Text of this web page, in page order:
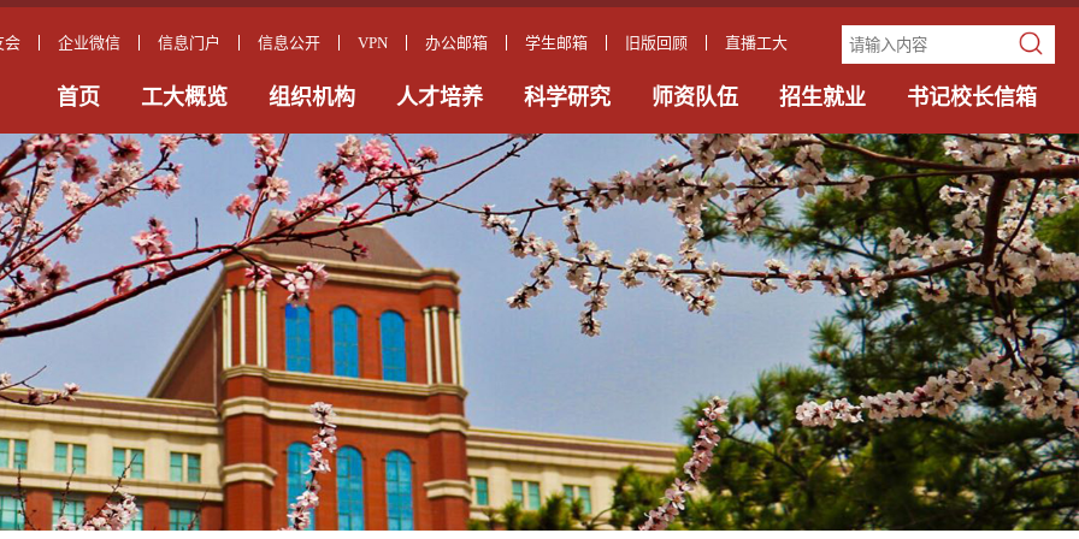
会 企业微信 信息门户 信息公开 VPN 办公邮箱 学生邮箱 旧版回顾 直播工大
首页 工大概览 组织机构 人才培养 科学研究 师资队伍 招生就业 书记校长信箱